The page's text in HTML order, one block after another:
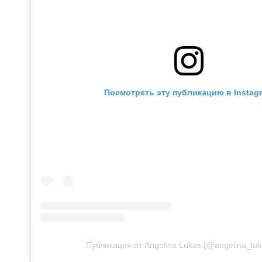
Посмотреть эту публикацию в
Публикация от Angelina Lukas